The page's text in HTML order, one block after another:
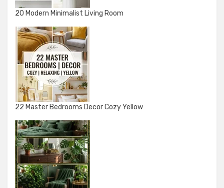
20 Modern Minimalist Living Room
22 Master Bedrooms Decor Cozy Yellow